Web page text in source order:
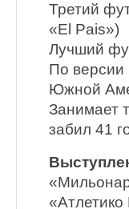
Третий
«El Pais»)
Лучший
По версии
Южной
Занимает
забил 41